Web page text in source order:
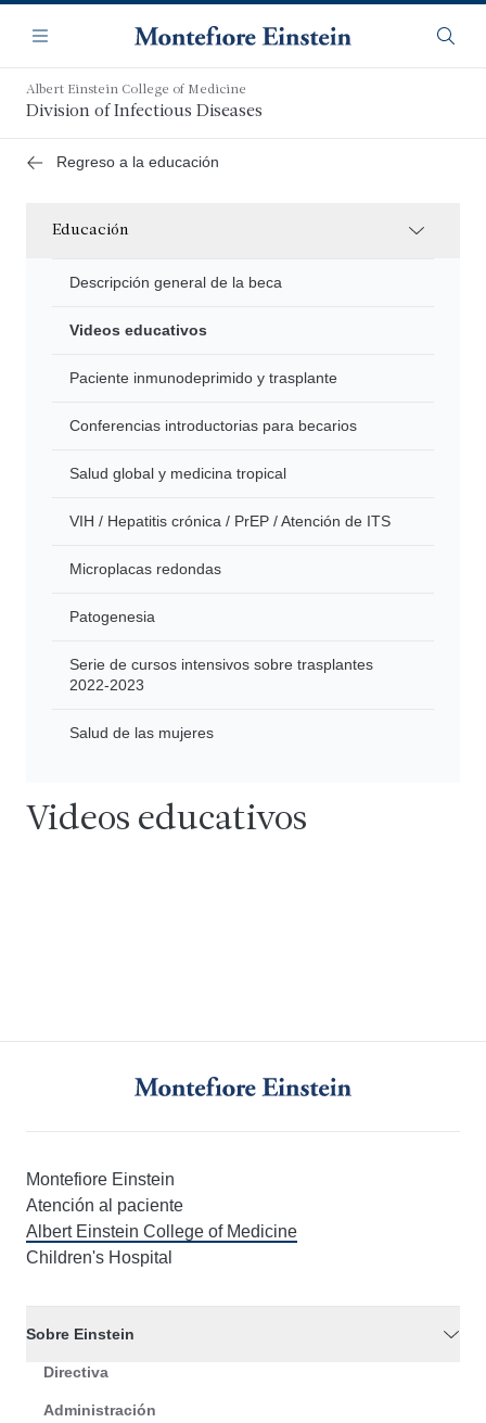
contenido
principal
Navegación
Menú
Albert Einstein College of Medicine
Division of Infectious Diseases
Regreso a la educación
Educación
Descripción general de la beca
Videos educativos
Paciente inmunodeprimido y trasplante
Conferencias introductorias para becarios
Salud global y medicina tropical
VIH / Hepatitis crónica / PrEP / Atención de ITS
Microplacas redondas
Patogenesia
Serie de cursos intensivos sobre trasplantes
2022-2023
Salud de las mujeres
Videos educativos
Montefiore Einstein
Atención al paciente
Albert Einstein College of Medicine
Children's Hospital
Sobre Einstein
Directiva
Administración